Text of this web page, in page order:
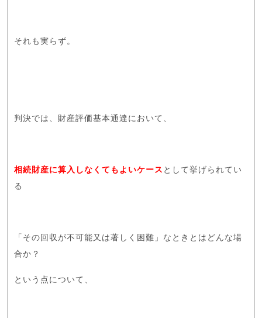
それも実らず。
判決では、財産評価基本通達において、
相続財産に算入しなくてもよいケース として挙げられてい
る
「その回収が不可能又は著しく困難」なときとはどんな場
合か？
という点について、